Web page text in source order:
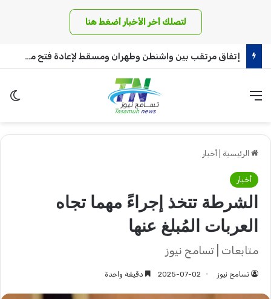
لتصلك أخر الأخبار أضغط هنا
إتفاق مرتقب بين واشنطن وطهران ومسقط لإعادة فتح مضيق هرمز
القائمة
الرئيسية أخبار
أخبار
الشرطة تتخذ إجراءً مهما تجاه
العربات المُبلغ عنها
متابعات | تسامح نيوز
تسامح نيوز 2025-07-02 دقيقة واحدة